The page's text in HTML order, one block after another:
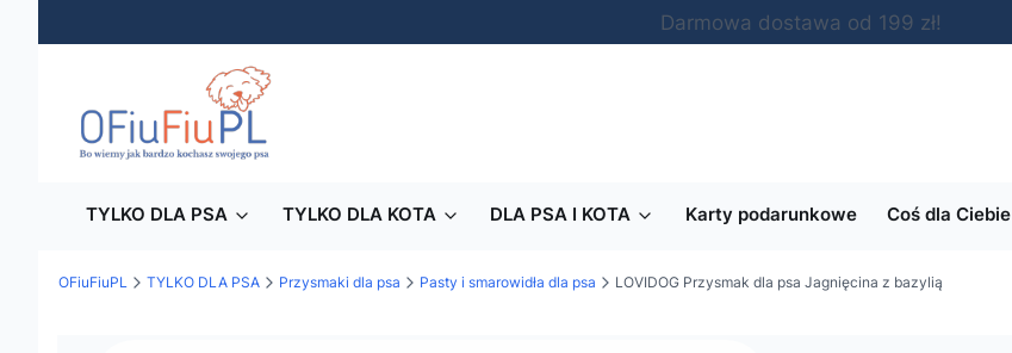
Darmowa dostawa od 199 zł!
TYLKO DLA PSA TYLKO DLA KOTA DLA PSA I KOTA Karty podarunkowe Coś dla Ciebie
OFiuFiuPL TYLKO DLA PSA Przysmaki dla psa Pasty i smarowidła dla psa LOVIDOG Przysmak dla psa Jagnięcina z bazylią